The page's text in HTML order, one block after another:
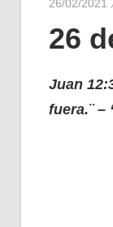
26/02/2021
26
Juan
fuera.¨